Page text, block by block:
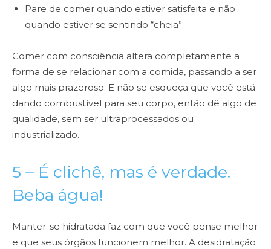
Pare de comer quando estiver satisfeita e não
quando estiver se sentindo “cheia”.
Comer com consciência altera completamente a
forma de se relacionar com a comida, passando a ser
algo mais prazeroso. E não se esqueça que você está
dando combustível para seu corpo, então dê algo de
qualidade, sem ser ultraprocessados ou
industrializado.
5 – É clichê, mas é verdade.
Beba água!
Manter-se hidratada faz com que você pense melhor
e que seus órgãos funcionem melhor. A desidratação